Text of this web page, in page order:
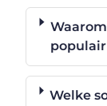
Welke